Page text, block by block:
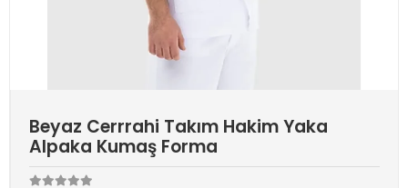
Beyaz Cerrrahi Takım Hakim Yaka
Alpaka Kumaş Forma